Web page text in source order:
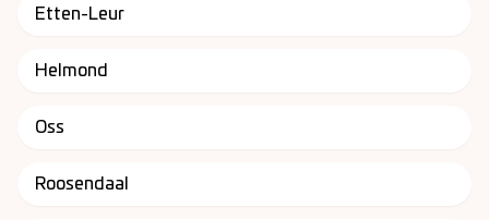
Etten-Leur
Helmond
Oss
Roosendaal